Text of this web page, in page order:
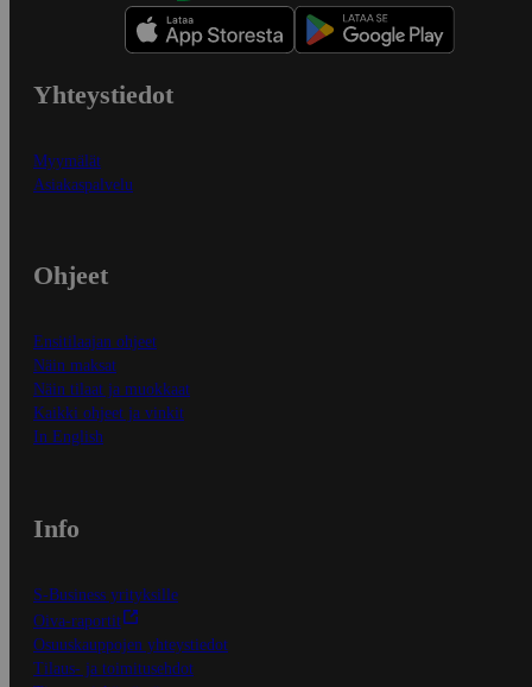
Yhteystiedot
Myymälät
Asiakaspalvelu
Ohjeet
Ensitilaajan ohjeet
Näin maksat
Näin tilaat ja muokkaat
Kaikki ohjeet ja vinkit
In English
Info
S-Business yrityksille
Oiva-raportit
Osuuskauppojen yhteystiedot
Tilaus- ja toimitusehdot